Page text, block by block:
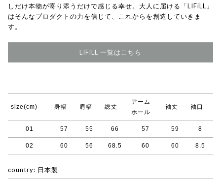
しだけ本物が寄り添うだけで感じる幸せ。大人に届ける「LIFiLL」
はそんなプロダクトの力を信じて、これからを創造していきま
す。
LIFiLL 一覧はこちら
size(cm) 身幅 肩幅 総丈
アーム
ホール
袖丈 袖口
01 57 55 66 57 59 8
02 60 56 68.5 60 60 8.5
country: 日本製